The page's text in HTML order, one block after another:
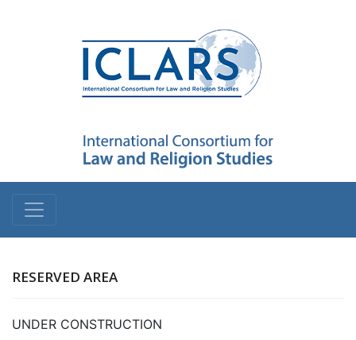
RESERVED AREA
UNDER CONSTRUCTION